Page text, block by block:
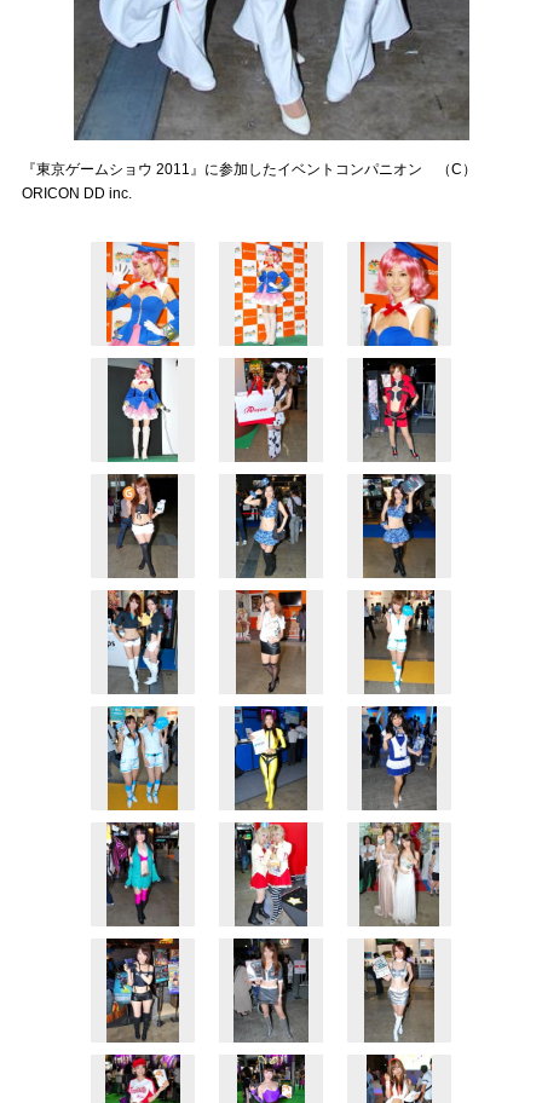
『東京ゲームショウ 2011』に参加したイベントコンパニオン （C）
ORICON DD inc.